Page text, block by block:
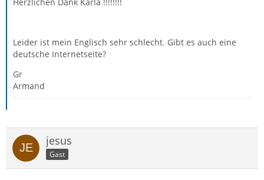
Leider ist mein Englisch sehr schlecht. Gibt es auch eine
deutsche Internetseite?
Gr
Armand
jesus
Gast